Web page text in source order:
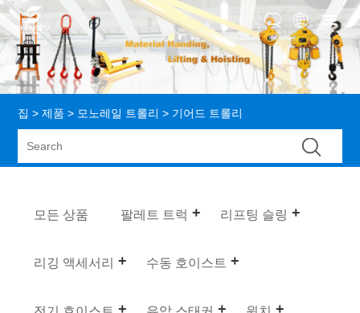
집 > 제품 > 모노레일 트롤리 > 기어드 트롤리
모든 상품 팔레트 트럭 리프팅 슬링
리깅 액세서리 수동 호이스트